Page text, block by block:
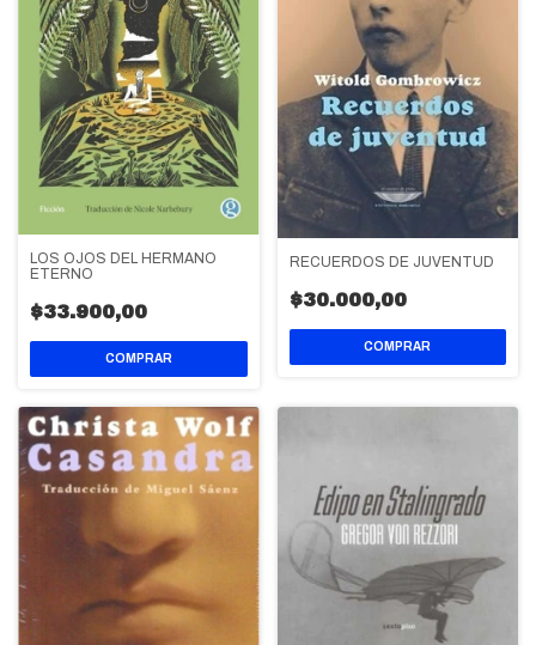
LOS OJOS DEL HERMANO
ETERNO
$33.900,00
RECUERDOS DE JUVENTUD
$30.000,00